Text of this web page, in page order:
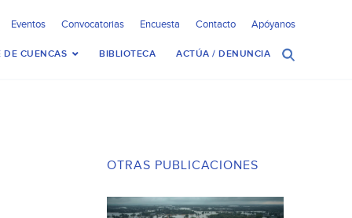
Eventos Convocatorias Encuesta Contacto Apóyanos
DE CUENCAS BIBLIOTECA ACTÚA / DENUNCIA
OTRAS PUBLICACIONES